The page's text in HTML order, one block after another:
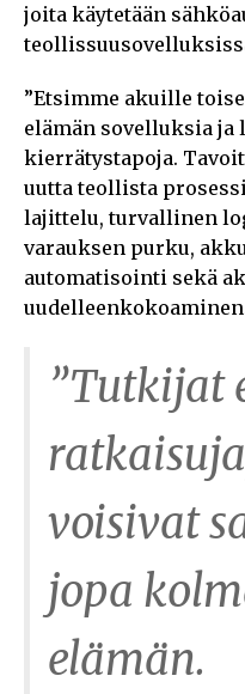
joita käytetään
”Etsimme akuille
elämän sovelluksia
kierrätystapoja.
uutta teollista
lajittelu, turvallinen
varauksen purku,
automatisointi sekä
”Tutkijat
voisivat
jopa
elämän.